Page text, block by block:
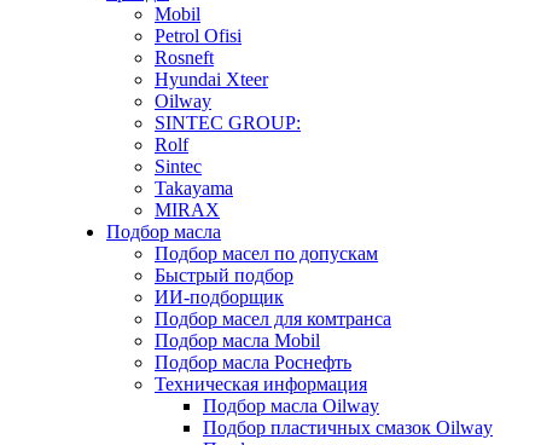
Mobil
Petrol Ofisi
Rosneft
Hyundai Xteer
Oilway
SINTEC GROUP:
Rolf
Sintec
Takayama
MIRAX
Подбор масла
Подбор масел по допускам
Быстрый подбор
ИИ-подборщик
Подбор масел для комтранса
Подбор масла Mobil
Подбор масла Роснефть
Техническая информация
Подбор масла Oilway
Подбор пластичных смазок Oilway